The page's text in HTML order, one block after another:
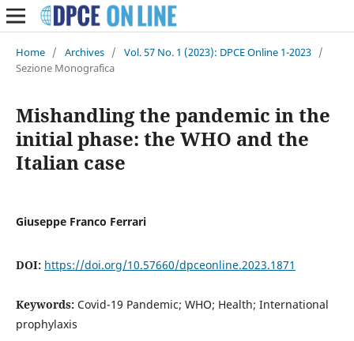
Home / Archives / Vol. 57 No. 1 (2023): DPCE Online 1-2023 /
Sezione Monografica
Mishandling the pandemic in the
initial phase: the WHO and the
Italian case
Giuseppe Franco Ferrari
DOI: https://doi.org/10.57660/dpceonline.2023.1871
Keywords: Covid-19 Pandemic; WHO; Health; International
prophylaxis